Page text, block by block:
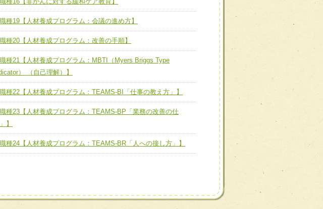
ム16【放射線治療プロセス改善チーム】
ム18【造血幹細胞移植チーム】
01【管理栄養士が中心となった患者のQOL向上チーム】
02【DPC検証チーム】
03【医療経済・制度サポートチーム】
04【薬剤師病棟常駐】
05【ソーシャルワーカー病棟担当制による患者・家族へ
援】
07【放射線画像の質の向上推進チーム】
種19【人材養成プログラム：会議の進め方】
種20【人材養成プログラム：改善の手順】
種21【人材養成プログラム：MBTI（Myers Briggs Type
） （自己理解）】
種22【人材養成プログラム：TEAMS-BI「仕事の教え方」】
種23【人材養成プログラム：TEAMS-BP「業務の改善の仕
】
種24【人材養成プログラム：TEAMS-BR「人への接し方」】